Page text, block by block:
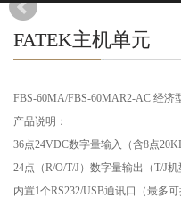
FATEK主机单元
FBS-60MA/FBS-60MAR2-AC 经济
产品说明 ：
36点24VDC数字量输入（含8点
24点（R/O/T/J）数字量输出（T/J机
内置1个RS232/USB通讯口（最多可